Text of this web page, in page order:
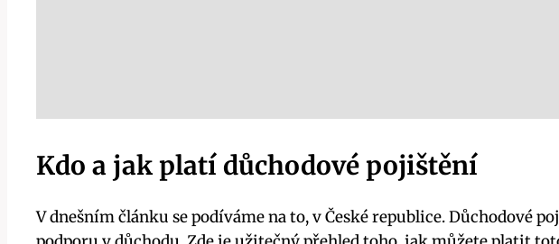
Kdo a jak platí důchodové pojištění
V dnešním článku se podíváme na to, v České republice.